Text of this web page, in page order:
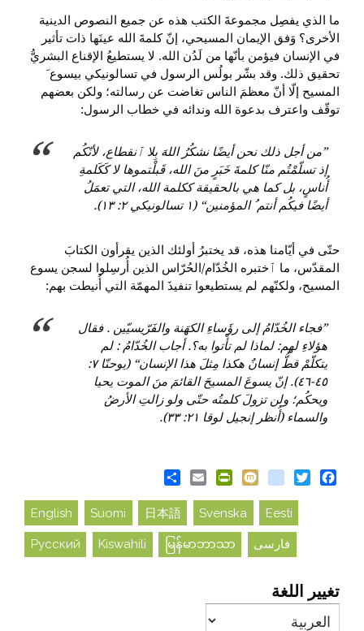
ما الذي يفصِل مجموعةَ الكتب هذه عن جميع النصوص الدينية
الأخرى؟ وَفق الإيمان المسيحي، إنّ كلمةَ الله عينَها ذات تأثير
في الإنسان فيؤمن بأنّها من لَدُن الله. لا يستطيعُ الإقناع البشريُّ
تحقيق ذلك. وقد بشّر بولُس الرسول في تسالونيكي بيسوع َ
المسيح إلّا أنّ معظمَ الناس تغاضت عن رسالته؛ ولكن بعضهم
توقّف واعترف بدعوة الله وندائه في خطاب الرسول:
”من أجل ذلك نحن أيضًا نشكُرُ اللهَ بِلا ٱنقطاع، لأنّكُم
إذ تسلّمْتُم منّا كلمةَ خَبَرٍ منَ الله، قَبلْتموها لا كَكَلمةِ
أُناسٍ، بل كما هي بالحقيقة ككلمة الله، التي تعمَلُ
أيضًا فيكُم أنتم ُ المؤمنين“ (١ تسالونيكي ٢: ١٣).
حتّى في أيّامنا هذه، قد يختبرُ أولئك الذين يقرأون الكتابَ
المقدّس، ما ٱختبره الخُدّام/الحُرّاس الذين أُرسِلوا لسجن يسوع
المسيح، ولكنّهم لم يستطيعوا تنفيذَ المهمّة التي أُنيطت بهم:
”فجاء الخُدّامُ إلى رؤَساءِ الكهَنة والفَرّيسيّين . فقال
هؤلاءِ لهم: لماذا لم تأْتوا به؟. أجاب الخُدّامُ : لم
يتكلّمْ قطُّ إنسانٌ هكذا مِثلَ هذا الإنسان“ (يوحنّا ٧:
٤٥-٤٦). إنّ يسوعَ المسيحَ القائمَ منَ الموت يحيا
ويحكُم؛ ولن تزولَ كلمتُه حتّى ولو زالتِ الأرضُ
والسماء (أُنظر إنجيل لوقا ٢١: ٣٣).
Facebook
Twitter
blogger_post
Mixi
PrintFriendly
Email
English Suomi 日本語 Svenska Eesti
Русский Kiswahili မြန်မာဘာသာ فارسی
تغيير اللغة